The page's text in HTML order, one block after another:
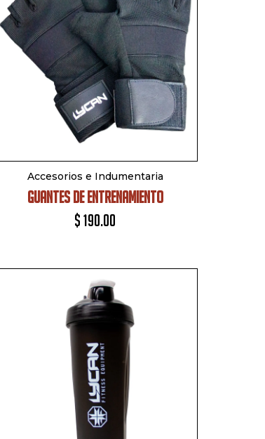
Accesorios e Indumentaria
GUANTES DE ENTRENAMIENTO
$190.00